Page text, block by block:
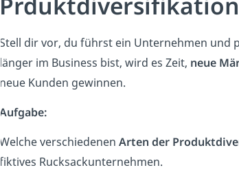
Stell dir vor, du führst ein Unternehmen und
länger im Business bist, wird es Zeit, neue
neue Kunden gewinnen.
Aufgabe:
Welche verschiedenen Arten der
fiktives Rucksackunternehmen.